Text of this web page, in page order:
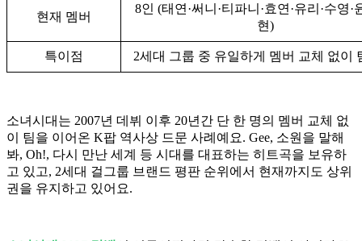
현재 멤버
8인 (태연·써니·티파니·효연·유리·수영·
현)
특이점 2세대 그룹 중 유일하게 멤버 교체 없이
소녀시대는 2007년 데뷔 이후 20년간 단 한 명의 멤버 교체 없
이 팀을 이어온 K팝 역사상 드문 사례예요. Gee, 소원을 말해
봐, Oh!, 다시 만난 세계 등 시대를 대표하는 히트곡을 보유하
고 있고, 2세대 걸그룹 브랜드 평판 순위에서 현재까지도 상위
권을 유지하고 있어요.